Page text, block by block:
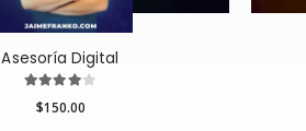
Asesoría Digital
$150.00